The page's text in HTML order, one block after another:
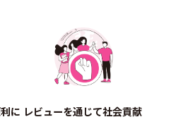
に レビューを通じて社会貢献